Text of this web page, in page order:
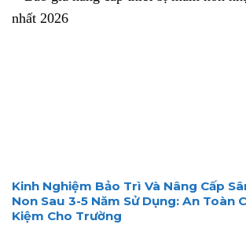
Kinh Nghiệm Bảo Trì Và Nâng Cấp
Non Sau 3-5 Năm Sử Dụng: An Toàn
Kiệm Cho Trường